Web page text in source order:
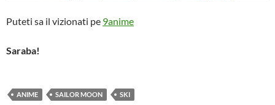
Puteti sa il vizionati pe 9anime
Saraba!
ANIME SAILOR MOON SKI